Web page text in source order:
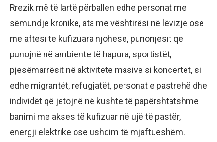
Rrezik më të lartë përballen edhe personat me
sëmundje kronike, ata me vështirësi në lëvizje ose
me aftësi të kufizuara njohëse, punonjësit që
punojnë në ambiente të hapura, sportistët,
pjesëmarrësit në aktivitete masive si koncertet, si
edhe migrantët, refugjatët, personat e pastrehë dhe
individët që jetojnë në kushte të papërshtatshme
banimi me akses të kufizuar në ujë të pastër,
energji elektrike ose ushqim të mjaftueshëm.